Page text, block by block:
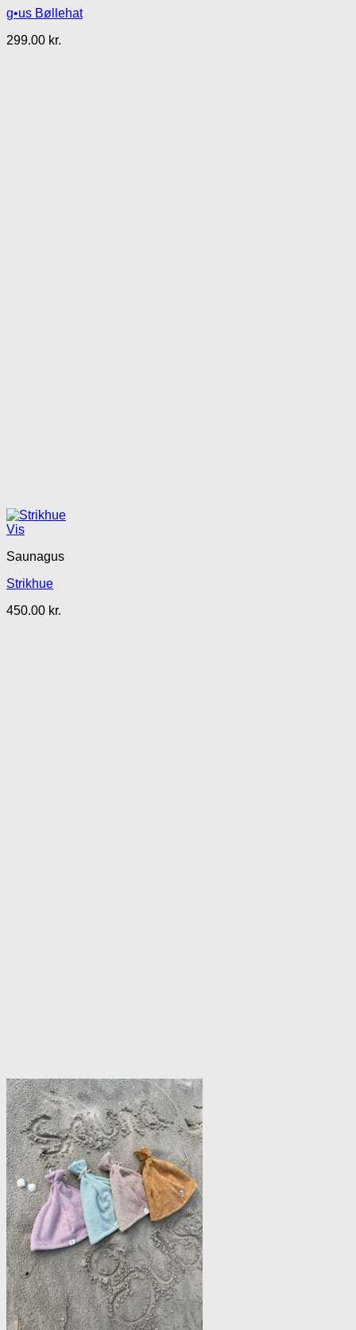
g•us Bøllehat
299.00 kr.
Vis
Saunagus
Strikhue
450.00 kr.